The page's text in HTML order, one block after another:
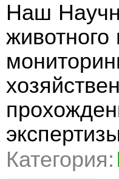
Наш
Категория: